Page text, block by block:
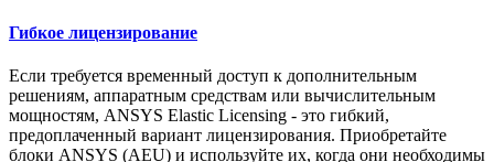
Гибкое лицензирование
Если требуется временный доступ к дополнительным
решениям, аппаратным средствам или вычислительным
мощностям, ANSYS Elastic Licensing - это гибкий,
предоплаченный вариант лицензирования. Приобретайте
блоки ANSYS (AEU) и используйте их, когда они необходимы